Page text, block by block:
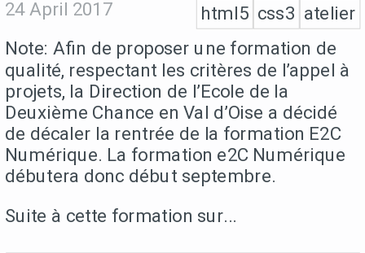
24 April 2017 atelier
css3
html5
Note: Afin de proposer une formation de
qualité, respectant les critères de l’appel à
projets, la Direction de l’Ecole de la
Deuxième Chance en Val d’Oise a décidé
de décaler la rentrée de la formation E2C
Numérique. La formation e2C Numérique
débutera donc début septembre.
Suite à cette formation sur...